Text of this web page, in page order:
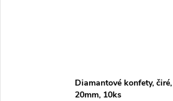
Diamantové konfety, čiré,
20mm, 10ks